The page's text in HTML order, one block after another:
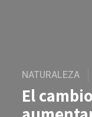
NATURALEZA
El